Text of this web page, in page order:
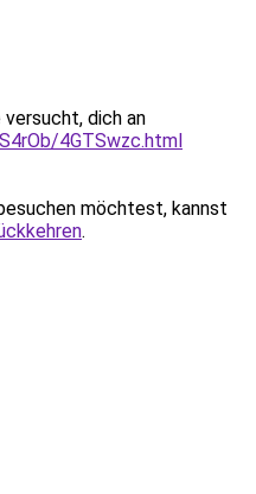
dich an
4GTSwzc.html
möchtest, kannst
.